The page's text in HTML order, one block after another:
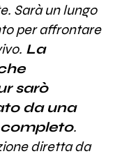
Sarà un lungo
per affrontare
La
sarò
da una
.
diretta da